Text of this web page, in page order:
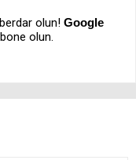
olun! Google
olun.